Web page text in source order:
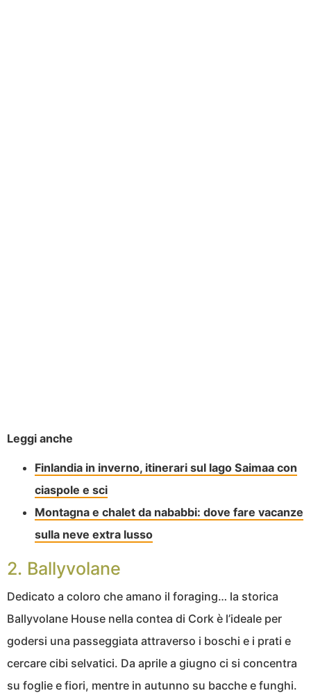
Leggi anche
Finlandia in inverno, itinerari sul lago Saimaa con
ciaspole e sci
Montagna e chalet da nababbi: dove fare vacanze
sulla neve extra lusso
2. Ballyvolane
Dedicato a coloro che amano il foraging… la storica
Ballyvolane House nella contea di Cork è l’ideale per
godersi una passeggiata attraverso i boschi e i prati e
cercare cibi selvatici. Da aprile a giugno ci si concentra
su foglie e fiori, mentre in autunno su bacche e funghi.